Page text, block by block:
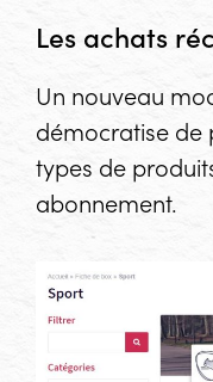
Les achats
Un nouveau
démocratise de
types de
abonnement.